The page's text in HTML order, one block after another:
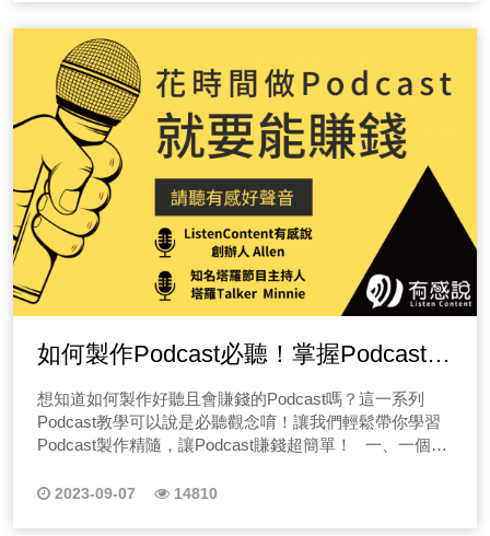
EP15 旅行搭車常用的U形頸枕，用不對小心落枕帶來的
傷害！ 擔心腿部浮腳筋、藍色蜘蛛網不美觀嗎？上班
族、OL生活習慣久坐、翹腳容易得靜脈曲張嗎？減壓襪丹
數越大防靜脈曲效果越好嗎？想知道該怎麼預防靜脈曲張
及選擇適合的減壓襪防靜脈曲張嗎？本集就讓物理治療師
「阿澤和老鄭」來替各位聽眾們守關，來替各位聽眾們解
開靜脈曲張的問題，快點選收聽節目！ 十六、EP16懶
人減肥法，減重瘦身七大迷思問題大解析！ 減肥瘦身是
女人們不停地努力的目標，不論再瘦的女人都會希望自己
再瘦一點，減肥瘦身可以說是女人一生的事業啊！想知道
該如何瘦身嗎？本集就讓物理治療師「阿澤和老鄭」來替
各位聽眾們守關，來替各位聽眾們解析關於瘦身的七大迷
思，快點選收聽節目！ 十七、EP17脖子緊、頭好暈，
罹患頸因性頭暈該怎麼辦？讓物理治療師教你治療與舒
緩！ 脖子緊、頭好暈，常常突然轉頭、打噴嚏或頭部特
定位置就感到頭暈？本集就讓物理治療師「阿澤和老鄭」
來替各位聽眾們守關，帶領各位聽眾們深入解析脖子緊和
頭好暈該怎麼辦？快點選收聽節目！ 十八、EP18想要
雕塑體態，皮拉提斯和瑜珈兩種運動差別在哪？該如何選
哪？又該如何選擇？本集就讓物理治療師「阿澤和老鄭」
來替各位聽眾們守關，一起聊聊關於體態雕塑，皮拉提斯
王、試車時表現不佳怎麼辦、女生試車時在意的事情之
外，還分享試車不是只有單單看大小，其實狀況劇才是大
考驗。收聽完這集往後試車時，除了觀察先天後天的契合
度外，記得狀況劇不能少！這樣或許可以試出更多不同的
火花。 EP10告白成功必修課！避開雷點，正中紅心的方
法！ 還記得第一次被告白的經驗嗎？又或是第一次跟別
人告白的經驗。想要提高告白成功率，快點收聽這一集。
教女生如何跟心儀的對象告白，手把手一步一步的教學，
希望大家都能有情人終成眷屬呀！千萬記住告白不能單單
只是直球對決，小小心機必須有。還有許多很雷的告白方
法，不藏私的一併讓你們知道，避開這些， 成功率
UPUP！ EP11女人事大交流！20、30、40世代女人心裡
話 ft.AC交流墊 20、30、40 各世代女生代表，來解剖心
裡話給你知道！各位男性朋友們若您的對象剛剛好在這些
年齡區間，不妨仔細仔細再仔細地收聽吧！ 20世代的懂
40世代的背著不少包袱但自我堅定。 快來聽聽三個世代
的女人對於愛情與麵包的看法。有錢沒有愛可以嗎？有愛
沒有錢可以嗎？那性呢？是否一定要硬一輩子？還是有附
另一半哪一個最重要呢？各世代的女人心事大交流，快來
通病，其原因包括膝關節本身發炎、膝關節周圍的肌腱或
韌帶扭傷拉傷、或與膝蓋相連的大腿肌肉緊繃造成等，那
今天個案的狀況就是我們常聽到的跑者膝，多是膝關節過
度使用所導致的。 那關於跑者膝，到底要看哪一科呢？
這時候 蔡醫師 會建議你洽詢「復健科」跑者膝的正確疾
病名稱是「髂脛束症候群」，髂徑束是位在我們大腿側邊
的一個結構，它從側邊骨盆的上緣一直延伸，經過大腿側
邊一直連接到膝蓋外側。這條髂徑束是由我們部分的臀
肌、大腿側邊與後外側的肌肉以及大腿外側筋膜所組成的
一個具有強大韌性的結構，更多保健方針點選上方圖片收
聽唷！ 本集情況模擬｜想詢問我的外公年紀約70歲，
常常會有腿腳無力的狀態，導致他越來越不喜歡出門，或
者是剛出門才走沒幾步路就喊累；甚至會有腿痠、腿軟，
該看什麼科別？ →點此收聽節目EP02← 關於退化性關
科」。退化性關節炎主要是由於關節內的軟骨過度磨損，
或是關節液分泌異常，使得關節在活動時受到影響，產生
疼痛、發熱、僵硬、腫脹等症狀。 退化性關節炎最常是
以上的年長者，有超過一半的比例都有退化性關節炎的症
能更加謹慎和理性，選擇符合自己需求的產品，並多關注
品牌的資訊和信譽。保健食品只是輔助食品，健康的生活
方式和均衡的飲食才是最重要的保健法則，想知道更多營
養知識，歡迎你持續點選下方標題連結收聽唷！ EP02幼
兒的飲食與健康如何兼顧？ 近年來隨著營養知識的普及，
不少家長對於幼兒的營養健康越來越重視，那到底小朋友
適合的飲食方針是什麼呢？除了學校的團膳以外，爸媽在
家又可以如何照護小孩子的飲食健康呢？就讓擁有豐富經
驗的幼兒團膳營養師Yuna來分享，馬上點選上方圖片收聽
吧！ EP03長輩的飲食營養迷思有哪些？ 爺爺說吃飯要
看農民曆，農民曆說今天吃這個加那個可能會中毒，真的
是這樣嗎？另外，在資訊爆炸的時代，很多長輩更容易接
觸到內容農場，或是一些行銷用語的錯誤迷思，導致飲食
養攻略邀請到營養師邱邱來解析！若你家長輩也有這種迷
會有哪些問題？ 油脂不僅是提供能量的重要來源，還扮演
著細胞膜結構、脂溶性物質吸收和賀爾蒙合成等多種關鍵
角色。然而，飲食中油脂攝取量應該適度，選擇健康的脂
健康，今天普羅拜爾營養攻略就邀請Eunice營養師來分享
要成為希塔療癒師，而是先讓希塔融入你的生活，真正讓
希塔幫助你達到顯化，再思考是否要成為希塔療癒師！ 2.
希塔療癒有效果嗎？ 希塔療癒的效果在於多次使用，我必
須誠實地說，一個人的信念累積是從小到大的生活經驗，
一次就想徹底翻轉，實在不可能！很多個案都是找我做服
務後的當下非常有感，但出了門後，受到過往經驗與外在
環境影響，又讓能量下降了，因此多次使用才能逐步根除
負面信念。 因此，讓我透過節目帶給你舒壓且有幫助的希
塔療癒節目，想找人生教練幫你完成目標嗎？人生總是陷
入失敗的惡性循環嗎？減重總是失敗嗎？你是個無法完成
目標的人嗎？請一定要完整收聽！ 希塔療癒幫助改變，
實現創造力 我是創造導師Cherrie，先相信，再創造，為
什麼我會說自己是創造導師呢？在過往我是個沒有自信的
外在或內在的能量是極度低落的，我的體重甚至到了一種
一天，我在家中繼續當著沙發馬鈴薯時，就有個聲音告訴
我：「Cherrie你難道到了六十歲還要這樣嗎？」這句內心
最深層的吶喊，帶我開啟了這趟創造之旅。 透過希塔療
的聲音浮現，但你能抓住這樣的翻轉機會嗎？抓住了後，
如何製作Podcast必聽！掌握Podcast製
作精隨，Podcast賺錢超簡單！
想知道如何製作好聽且會賺錢的Podcast嗎？這一系列
Podcast教學可以說是必聽觀念唷！讓我們輕鬆帶你學習
Podcast製作精隨，讓Podcast賺錢超簡單！ 一、一個好
頭相信是不少人在錄音前最大的問題，聲音是我們常說的
2023-09-07 14810